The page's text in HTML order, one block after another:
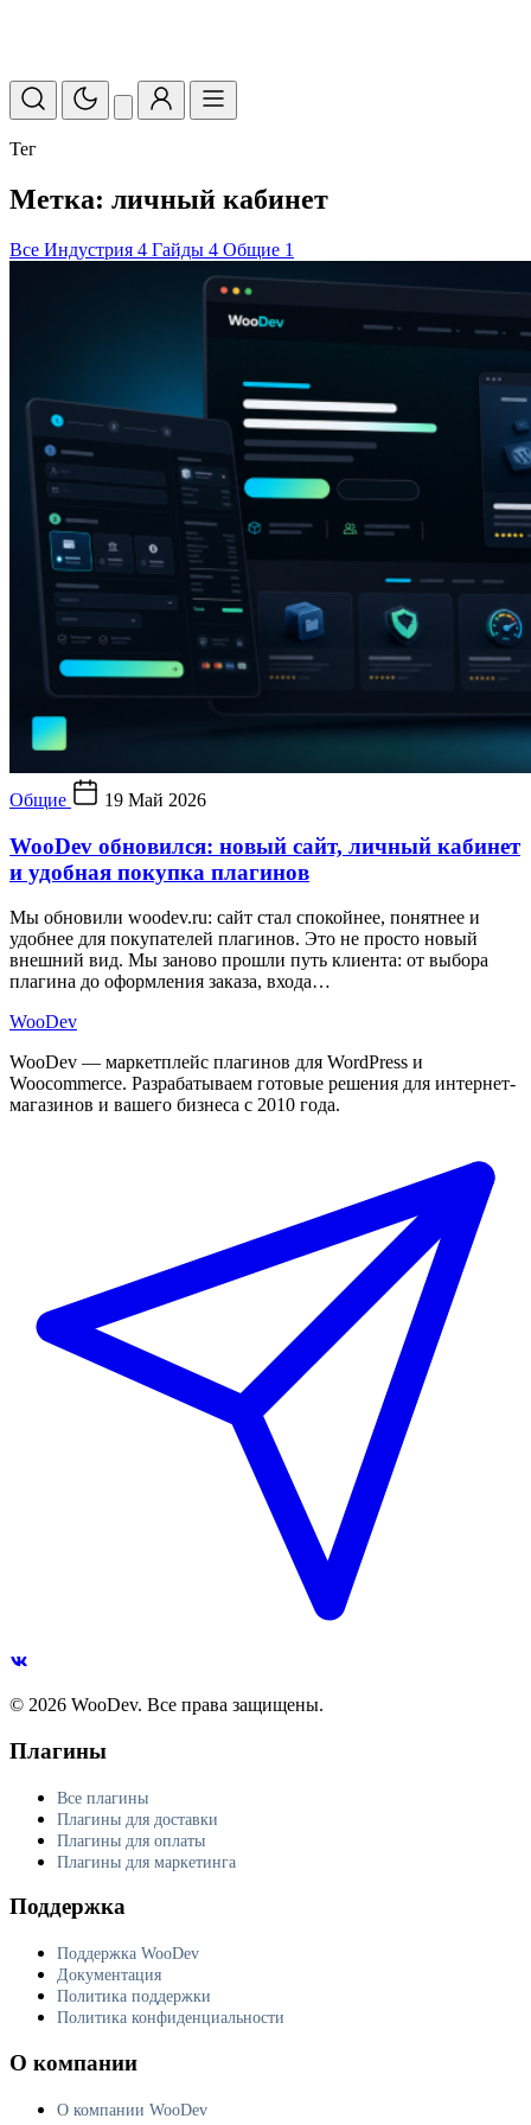
Тег
Метка: личный кабинет
Все Индустрия 4 Гайды 4 Общие 1
Общие 19 Май 2026
WooDev обновился: новый сайт, личный кабинет
и удобная покупка плагинов
Мы обновили woodev.ru: сайт стал спокойнее, понятнее и
удобнее для покупателей плагинов. Это не просто новый
внешний вид. Мы заново прошли путь клиента: от выбора
плагина до оформления заказа, входа…
WooDev
WooDev — маркетплейс плагинов для WordPress и
Woocommerce. Разрабатываем готовые решения для интернет-
магазинов и вашего бизнеса с 2010 года.
© 2026 WooDev. Все права защищены.
Плагины
Все плагины
Плагины для доставки
Плагины для оплаты
Плагины для маркетинга
Поддержка
Поддержка WooDev
Документация
Политика поддержки
Политика конфиденциальности
О компании
О компании WooDev